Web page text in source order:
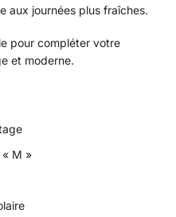
aux journées plus fraîches.
pour compléter votre
et moderne.
M »